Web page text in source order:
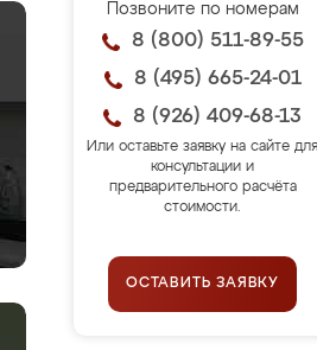
Позвоните по номерам
8 (800) 511-89-55
8 (495) 665-24-01
8 (926) 409-68-13
Или оставьте заявку на сайте для
консультации и
предварительного расчёта
стоимости.
ОСТАВИТЬ ЗАЯВКУ